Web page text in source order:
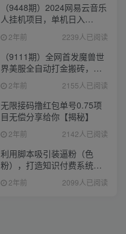
（9448期）2024网易云音乐
人挂机项目，单机日入
150+，无脑月入5000+
2年前 2239人已阅读
（9111期）全网首发魔兽世
界美服全自动打金搬砖，日
入1000+，简单好操作，保
姆级教学
2年前 2155人已阅读
无限接码撸红包单号0.75项
目无偿分享给你【揭秘】
2年前 2142人已阅读
利用脚本吸引装逼粉（色
粉），打造知识付费系统，
附388元美女写真项目
2年前 2099人已阅读